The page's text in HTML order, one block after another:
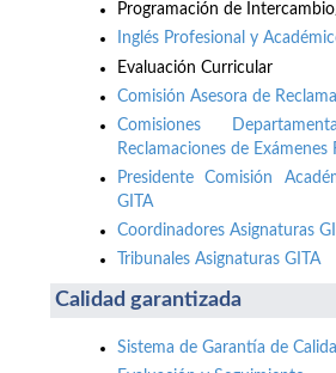
Programación de
Inglés Profesional y
Evaluación Curricular
Comisión Asesora de
Comisiones
Reclamaciones de Exámenes
Presidente Comisión
GITA
Coordinadores Asignaturas
Tribunales Asignaturas GITA
Calidad garantizada
Sistema de Garantía de